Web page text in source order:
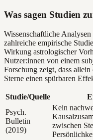
Was sagen Studien
Wissenschaftliche
zahlreiche empirische
Wirkung astrologischer
Nutzer:innen von einem
Forschung zeigt, dass
Sterne einen spürbaren
Studie/Quelle
Psych.
Bulletin
(2019)
Kein
zwischen